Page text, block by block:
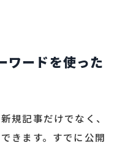
ワードを使った
規記事だけでなく、
きます。すでに公開